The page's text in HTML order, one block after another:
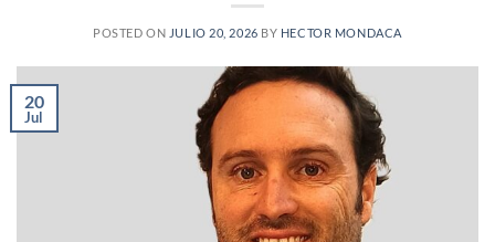
POSTED ON JULIO 20, 2026 BY HECTOR MONDACA
20
Jul